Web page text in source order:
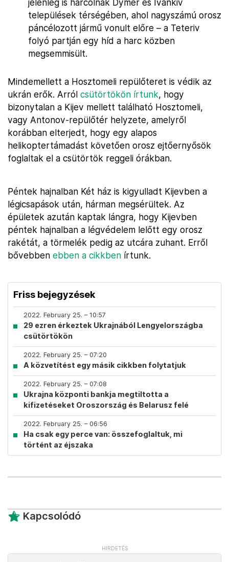
jelenleg is harcolnak Dymer és Ivankiv
települések térségében, ahol nagyszámú orosz
páncélozott jármű vonult előre – a Teteriv
folyó partján egy híd a harc közben
megsemmisült.
Mindemellett a Hosztomeli repülőteret is védik az
ukrán erők. Arról csütörtökön írtunk, hogy
bizonytalan a Kijev mellett található Hosztomeli,
vagy Antonov-repülőtér helyzete, amelyről
korábban elterjedt, hogy egy alapos
helikoptertámadást követően orosz ejtőernyősök
foglaltak el a csütörtök reggeli órákban.
Péntek hajnalban Két ház is kigyulladt Kijevben a
légicsapások után, hárman megsérültek. Az
épületek azután kaptak lángra, hogy Kijevben
péntek hajnalban a légvédelem lelőtt egy orosz
rakétát, a törmelék pedig az utcára zuhant. Erről
bővebben ebben a cikkben írtunk.
Friss bejegyzések
2022. February 25. – 10:57
29 ezren érkeztek Ukrajnából Lengyelországba
csütörtökön
2022. February 25. – 07:20
A közvetítést egy másik cikkben folytatjuk
2022. February 25. – 07:08
Ukrajna központi bankja megtiltotta a
kifizetéseket Oroszország és Belarusz felé
2022. February 25. – 06:56
Ha csak egy perce van: összefoglaltuk, mi
történt az éjszaka
Kapcsolódó